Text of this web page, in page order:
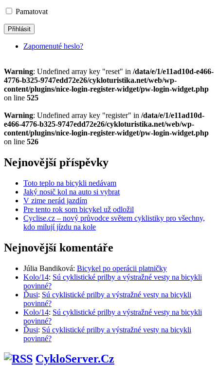
Pamatovat
Zapomenuté heslo?
Warning: Undefined array key "reset" in /data/e/1/e11ad10d-e466-
4776-b325-9747edd72e26/cykloturistika.net/web/wp-
content/plugins/nice-login-register-widget/pw-login-widget.php
on line 525
Warning: Undefined array key "register" in /data/e/1/e11ad10d-
e466-4776-b325-9747edd72e26/cykloturistika.net/web/wp-
content/plugins/nice-login-register-widget/pw-login-widget.php
on line 526
Nejnovější příspěvky
Toto teplo na bicykli nedávam
Jaký nosič kol na auto si vybrat
V zime nerád jazdím
Pre tento rok som bicykel už odložil
Cyclise.cz – nový průvodce světem cyklistiky pro všechny,
kdo milují jízdu na kole
Nejnovější komentáře
Júlia Bandiková: Bicykel po operácii platničky
Kolo/14: Sú cyklistické prilby a výstražné vesty na bicykli
povinné?
Ďusi: Sú cyklistické prilby a výstražné vesty na bicykli
povinné?
Kolo/14: Sú cyklistické prilby a výstražné vesty na bicykli
povinné?
Ďusi: Sú cyklistické prilby a výstražné vesty na bicykli
povinné?
CykloServer.Cz